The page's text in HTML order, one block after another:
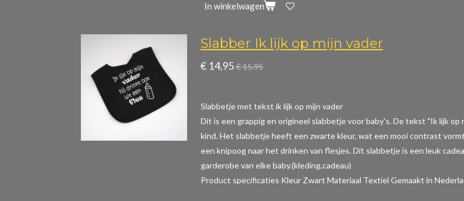
In winkelwagen
Slabber Ik lijk op mijn vader
€ 14,95 € 15,95
Slabbetje met tekst ik lijk op mijn vader
Dit is een grappig en origineel slabbetje voor baby's. De tekst "Ik lijk
kind. Het slabbetje heeft een zwarte kleur, wat een mooi contrast
een knipoog naar het drinken van flesjes. Dit slabbetje is een leuk
garderobe van elke baby.(kleding,cadeau)
Product specificaties Kleur Zwart Materiaal Textiel Gemaakt in